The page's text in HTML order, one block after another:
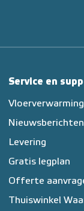
Service en
Vloerverwarming
Nieuwsberichten
Levering
Gratis legplan
Offerte
Thuiswinkel